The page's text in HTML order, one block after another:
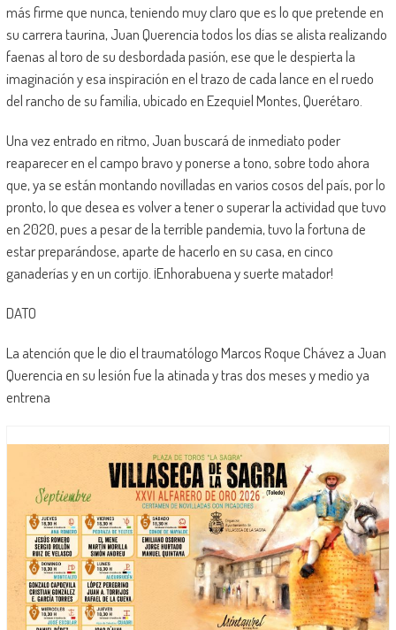
más firme que nunca, teniendo muy claro que es lo que pretende en
su carrera taurina, Juan Querencia todos los días se alista realizando
faenas al toro de su desbordada pasión, ese que le despierta la
imaginación y esa inspiración en el trazo de cada lance en el ruedo
del rancho de su familia, ubicado en Ezequiel Montes, Querétaro.
Una vez entrado en ritmo, Juan buscará de inmediato poder
reaparecer en el campo bravo y ponerse a tono, sobre todo ahora
que, ya se están montando novilladas en varios cosos del país, por lo
pronto, lo que desea es volver a tener o superar la actividad que tuvo
en 2020, pues a pesar de la terrible pandemia, tuvo la fortuna de
estar preparándose, aparte de hacerlo en su casa, en cinco
ganaderías y en un cortijo. ¡Enhorabuena y suerte matador!
DATO
La atención que le dio el traumatólogo Marcos Roque Chávez a Juan
Querencia en su lesión fue la atinada y tras dos meses y medio ya
entrena